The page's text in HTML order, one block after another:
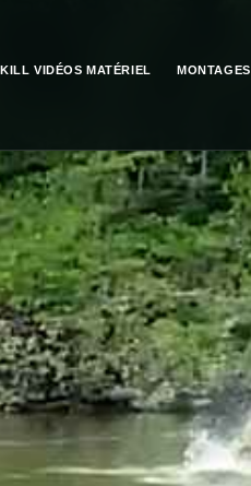
VIDÉOS MATÉRIEL MONTAGES